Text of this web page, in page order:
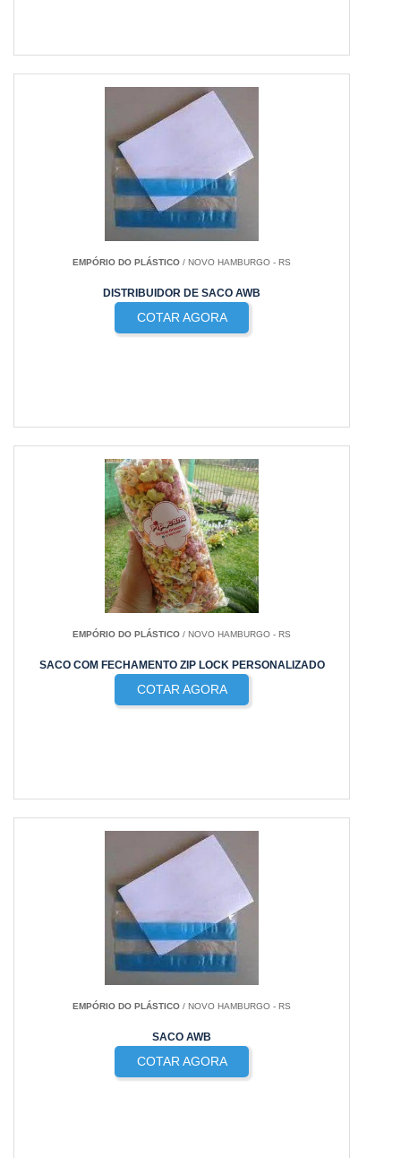
EMPÓRIO DO PLÁSTICO / NOVO HAMBURGO - RS
DISTRIBUIDOR DE SACO AWB
COTAR AGORA
EMPÓRIO DO PLÁSTICO / NOVO HAMBURGO - RS
SACO COM FECHAMENTO ZIP LOCK PERSONALIZADO
COTAR AGORA
EMPÓRIO DO PLÁSTICO / NOVO HAMBURGO - RS
SACO AWB
COTAR AGORA